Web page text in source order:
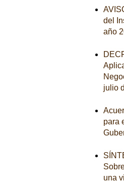
del
año
julio
para
una